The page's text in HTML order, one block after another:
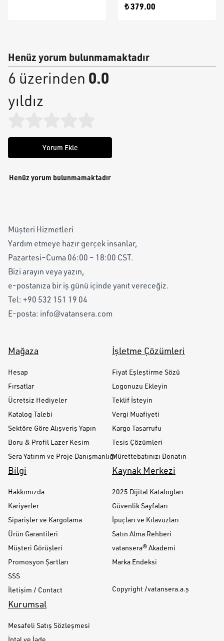
₺ 379.00
Henüz yorum bulunmamaktadır
6 üzerinden 0.0
yıldız
Yorum Ekle
Henüz yorum bulunmamaktadır
Müşteri Hizmetleri
Yardım etmeye hazır gerçek insanlar,
Pazartesi–Cuma 06:00 – 18:00 CST.
Bizi arayın veya yazın,
e-postanıza bir iş günü içinde yanıt vereceğiz.
Tel: +90 532 151 19 04
E-posta: info@vatansera.com
Mağaza
Hesap
Fırsatlar
Ücretsiz Hediyeler
Katalog Talebi
Sektöre Göre Alışveriş Yapın
Boru & Profil Lazer Kesim
Sera Yatırım ve Proje Danışmanlığı
İşletme Çözümleri
Fiyat Eşleştirme Sözü
Logonuzu Ekleyin
Teklif İsteyin
Vergi Muafiyeti
Kargo Tasarrufu
Tesis Çözümleri
Mürettebatınızı Donatın
Bilgi
Hakkımızda
Kariyerler
Siparişler ve Kargolama
Ürün Garantileri
Müşteri Görüşleri
Promosyon Şartları
SSS
İletişim / Contact
Kaynak Merkezi
2025 Dijital Katalogları
Güvenlik Sayfaları
İpuçları ve Kılavuzları
Satın Alma Rehberi
vatansera® Akademi
Marka Endeksi
Copyright /vatansera.a.ş
Kurumsal
Mesafeli Satış Sözleşmesi
İptal ve İade